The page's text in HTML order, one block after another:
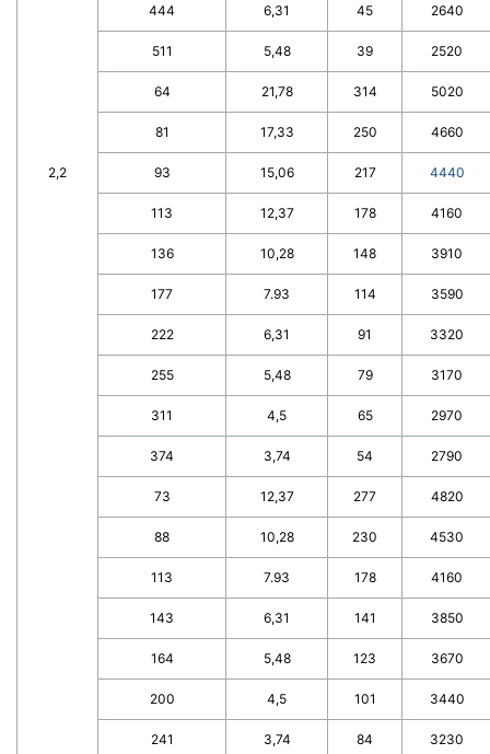
2,2
444 6,31 45 2640
511 5,48 39 2520
64 21,78 314 5020
81 17,33 250 4660
93 15,06 217 4440
113 12,37 178 4160
136 10,28 148 3910
177 7.93 114 3590
222 6,31 91 3320
255 5,48 79 3170
311 4,5 65 2970
374 3,74 54 2790
73 12,37 277 4820
88 10,28 230 4530
113 7.93 178 4160
143 6,31 141 3850
164 5,48 123 3670
200 4,5 101 3440
241 3,74 84 3230